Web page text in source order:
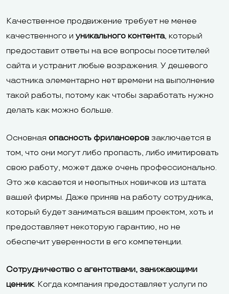
Качественное продвижение требует не менее
качественного и уникального контента, который
предоставит ответы на все вопросы посетителей
сайта и устранит любые возражения. У дешевого
частника элементарно нет времени на выполнение
такой работы, потому как чтобы заработать нужно
делать как можно больше.
Основная опасность фрилансеров заключается в
том, что они могут либо пропасть, либо имитировать
свою работу, может даже очень профессионально.
Это же касается и неопытных новичков из штата
вашей фирмы. Даже приняв на работу сотрудника,
который будет заниматься вашим проектом, хоть и
предоставляет некоторую гарантию, но не
обеспечит уверенности в его компетенции.
Сотрудничество с агентствами, занижающими
ценник. Когда компания предоставляет услуги по